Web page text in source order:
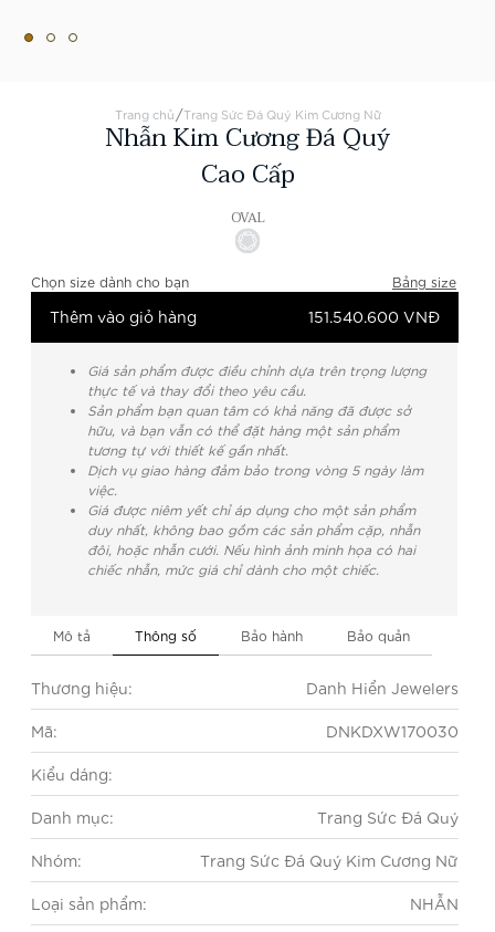
Trang chủ /Trang Sức Đá Quý Kim Cương Nữ
Nhẫn Kim Cương Đá Quý
Cao Cấp
OVAL
Chọn size dành cho bạn Bảng size
Thêm vào giỏ hàng 151.540.600 VNĐ
Giá sản phẩm được điều chỉnh dựa trên trọng lượng
thực tế và thay đổi theo yêu cầu.
Sản phẩm bạn quan tâm có khả năng đã được sở
hữu, và bạn vẫn có thể đặt hàng một sản phẩm
tương tự với thiết kế gần nhất.
Dịch vụ giao hàng đảm bảo trong vòng 5 ngày làm
việc.
Giá được niêm yết chỉ áp dụng cho một sản phẩm
duy nhất, không bao gồm các sản phẩm cặp, nhẫn
đôi, hoặc nhẫn cưới. Nếu hình ảnh minh họa có hai
chiếc nhẫn, mức giá chỉ dành cho một chiếc.
Mô tả Thông số Bảo hành Bảo quản
Thương hiệu: Danh Hiển Jewelers
Mã: DNKDXW170030
Kiểu dáng:
Danh mục: Trang Sức Đá Quý
Nhóm: Trang Sức Đá Quý Kim Cương Nữ
Loại sản phẩm: NHẪN